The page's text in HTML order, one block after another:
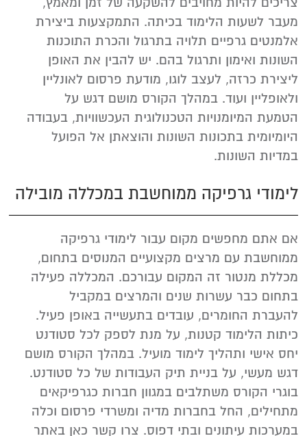
מעבר לשעות הלימוד בכיתה. התמקצעות ביצירת
אלמנטים גרפיים תלויה בתרגול והכרת התוכנות
השונות ואימון ותרגול בהם. יש להבין את האופן
ליצירת כרזה, לעצב לוגו, מודעת פרסום לאונליין
ולאופליין ועוד. במהלך הקורס מושם דגש על
הטמעת המיומנויות הטכנולוגית העכשוויות, בעבודה
היומיומית בתכונות השונות והוצאתן אל הפועל
במדיות השונות.
לימודי גרפיקה ממוחשבת במכללה מובילה
אם אתם מחפשים מקום עבור לימודי גרפיקה
ממוחשבת עם מרצים מקצועיים המנוסים בתחום,
מכללת מנטור זה המקום עבורכם. המכללה פעילה
בתחום כבר עשרות שנים והמרצים במקביל
להעברת החומרים, עובדים בתעשייה באופן פעיל.
כיתות הלימוד קטנות, על מנת לספק לכל סטודנט
יחס אישי ותהליך לימוד מועיל. במהלך הקורס מושם
דגש מעשי, על בניית תיק העבודות של כל סטודנט.
בוגרי הקורס משתלבים במגוון חברות כגרפיקאים
מתחילים, החל בחברות מדיה ומשרדי פרסום וכלה
במערכות עיתונים ובתי דפוס. צרו קשר כאן באתר